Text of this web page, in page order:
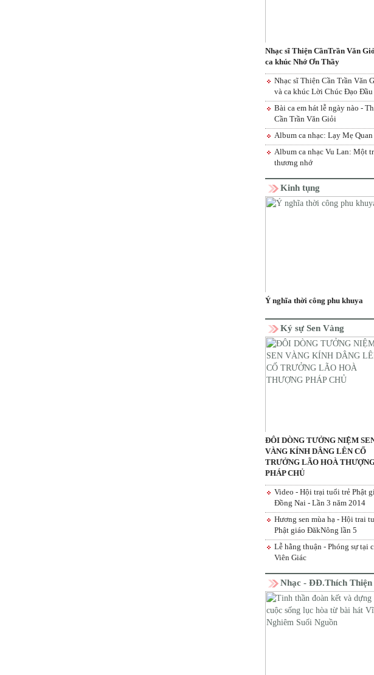
Nhạc sĩ Thiện CầnTrần Văn
ca khúc Nhớ Ơn Thầy
Nhạc sĩ Thiện Cần Trần Văn
và ca khúc Lời Chúc Đạo Đầu
Bài ca em hát lễ ngày nào -
Cần Trần Văn Giỏi
Album ca nhạc: Lạy Mẹ
Album ca nhạc Vu Lan: Một
thương nhớ
Kinh tụng
Ý nghĩa thời công phu khuya
Ký sự Sen Vàng
ĐÔI DÒNG TƯỞNG NIỆM
VÀNG KÍNH DÂNG LÊN CỐ
TRƯỞNG LÃO HOÀ
PHÁP CHỦ
Video - Hội trại tuổi trẻ Phật
Đồng Nai - Lần 3 năm 2014
Hương sen mùa hạ - Hội trai
Phật giáo ĐăkNông lần 5
Lễ hằng thuận - Phóng sự tại
Viên Giác
Nhạc - ĐĐ.Thích